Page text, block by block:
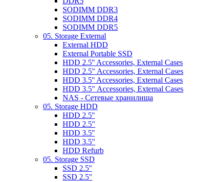
SODIMM DDR3
SODIMM DDR4
SODIMM DDR5
05. Storage External
External HDD
External Portable SSD
HDD 2.5'' Accessories, External Cases
HDD 2.5" Accessories, External Cases
HDD 3.5'' Accessories, External Cases
HDD 3.5" Accessories, External Cases
NAS - Сетевые хранилища
05. Storage HDD
HDD 2.5''
HDD 2.5"
HDD 3.5''
HDD 3.5"
HDD Refurb
05. Storage SSD
SSD 2.5''
SSD 2.5"